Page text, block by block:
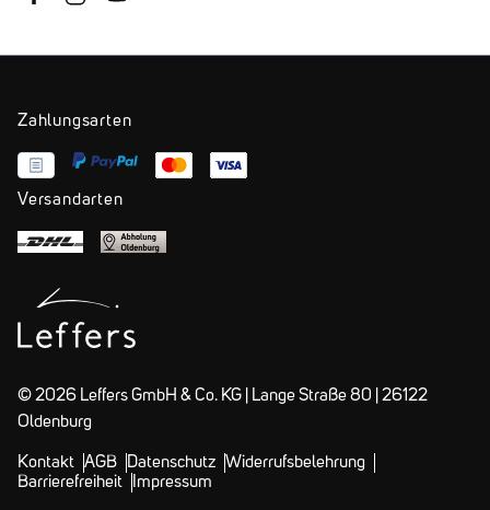
Zahlungsarten
Versandarten
© 2026 Leffers GmbH & Co. KG | Lange Straße 80 | 26122
Oldenburg
Kontakt AGB Datenschutz Widerrufsbelehrung
Barrierefreiheit
Impressum